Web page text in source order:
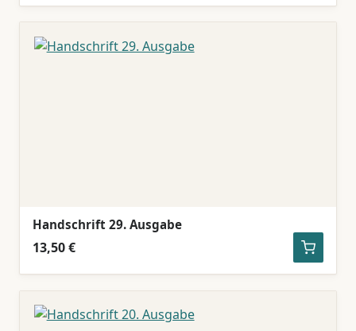
Handschrift 29. Ausgabe
13,50 €